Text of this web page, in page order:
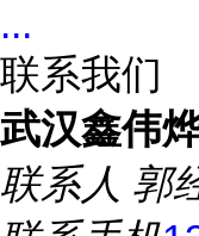
...
联系我们
武汉鑫伟
联系人 郭